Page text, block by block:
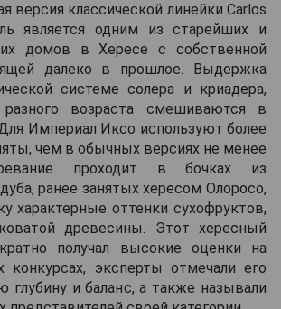
версия классической линейки Carlos
является одним из старейших и
домов в Хересе с собственной
далеко в прошлое. Выдержка
системе солера и криадера,
возраста смешиваются в
Империал Иксо используют более
чем в обычных версиях не менее
проходит в бочках из
ранее занятых хересом Олоросо,
характерные оттенки сухофруктов,
древесины. Этот хересный
получал высокие оценки на
конкурсах, эксперты отмечали его
глубину и баланс, а также называли